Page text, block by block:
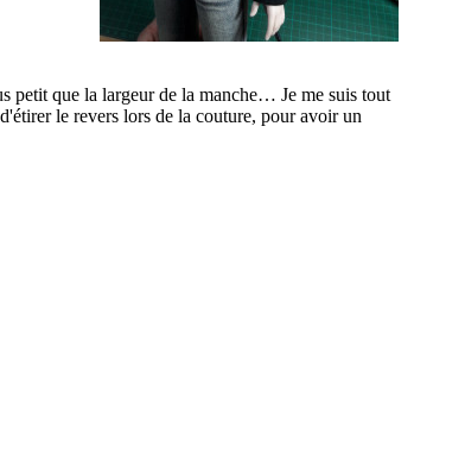
petit que la largeur de la manche… Je me suis tout
le revers lors de la couture, pour avoir un